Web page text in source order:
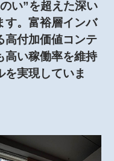
い”を超えた深い
す。富裕層インバ
高付加価値コンテ
高い稼働率を維持
を実現していま